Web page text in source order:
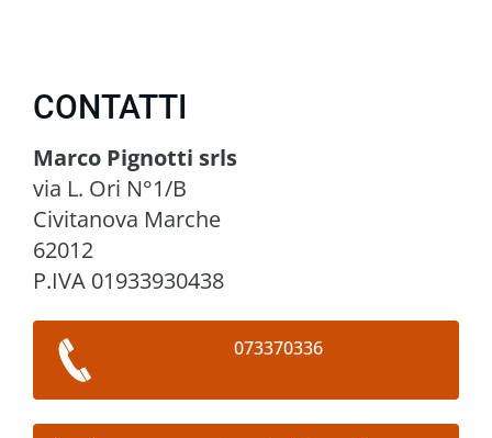
CONTATTI
Marco Pignotti srls
via L. Ori N°1/B
Civitanova Marche
62012
P.IVA 01933930438
073370336